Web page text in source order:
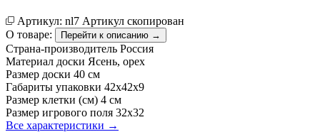
Артикул: nl7 Артикул скопирован
О товаре:
Перейти к описанию →
Страна-производитель Россия
Материал доски Ясень, орех
Размер доски 40 см
Габариты упаковки 42х42х9
Размер клетки (см) 4 см
Размер игрового поля 32х32
Все характеристики →